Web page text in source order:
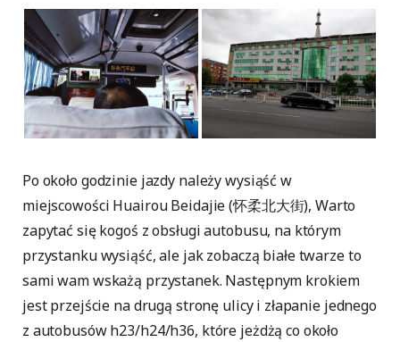
Po około godzinie jazdy należy wysiąść w
miejscowości Huairou Beidajie (怀柔北大街), Warto
zapytać się kogoś z obsługi autobusu, na którym
przystanku wysiąść, ale jak zobaczą białe twarze to
sami wam wskażą przystanek. Następnym krokiem
jest przejście na drugą stronę ulicy i złapanie jednego
z autobusów h23/h24/h36, które jeżdżą co około